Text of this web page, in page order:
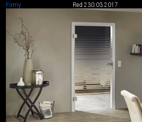
Firmy Red 230.03.2017